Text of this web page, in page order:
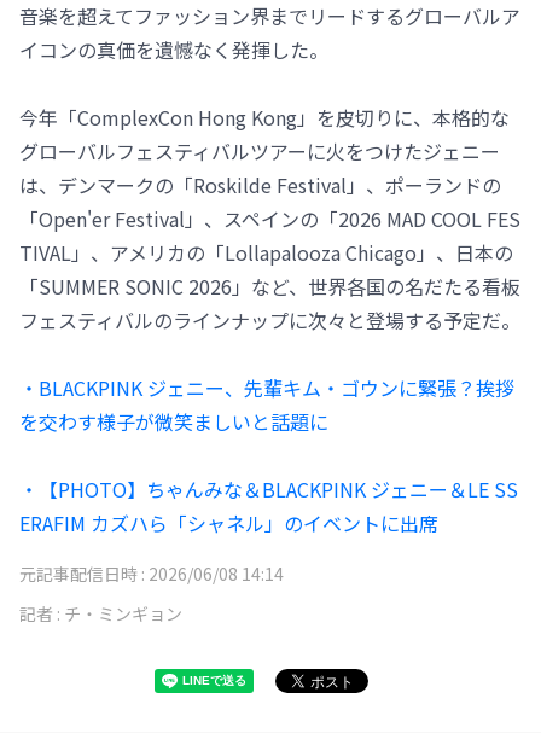
音楽を超えてファッション界までリードするグローバルア
イコンの真価を遺憾なく発揮した。
今年「ComplexCon Hong Kong」を皮切りに、本格的な
グローバルフェスティバルツアーに火をつけたジェニー
は、デンマークの「Roskilde Festival」、ポーランドの
「Open'er Festival」、スペインの「2026 MAD COOL FES
TIVAL」、アメリカの「Lollapalooza Chicago」、日本の
「SUMMER SONIC 2026」など、世界各国の名だたる看板
フェスティバルのラインナップに次々と登場する予定だ。
・BLACKPINK ジェニー、先輩キム・ゴウンに緊張？挨拶
を交わす様子が微笑ましいと話題に
・【PHOTO】ちゃんみな＆BLACKPINK ジェニー＆LE SS
ERAFIM カズハら「シャネル」のイベントに出席
元記事配信日時 : 2026/06/08 14:14
記者 : チ・ミンギョン